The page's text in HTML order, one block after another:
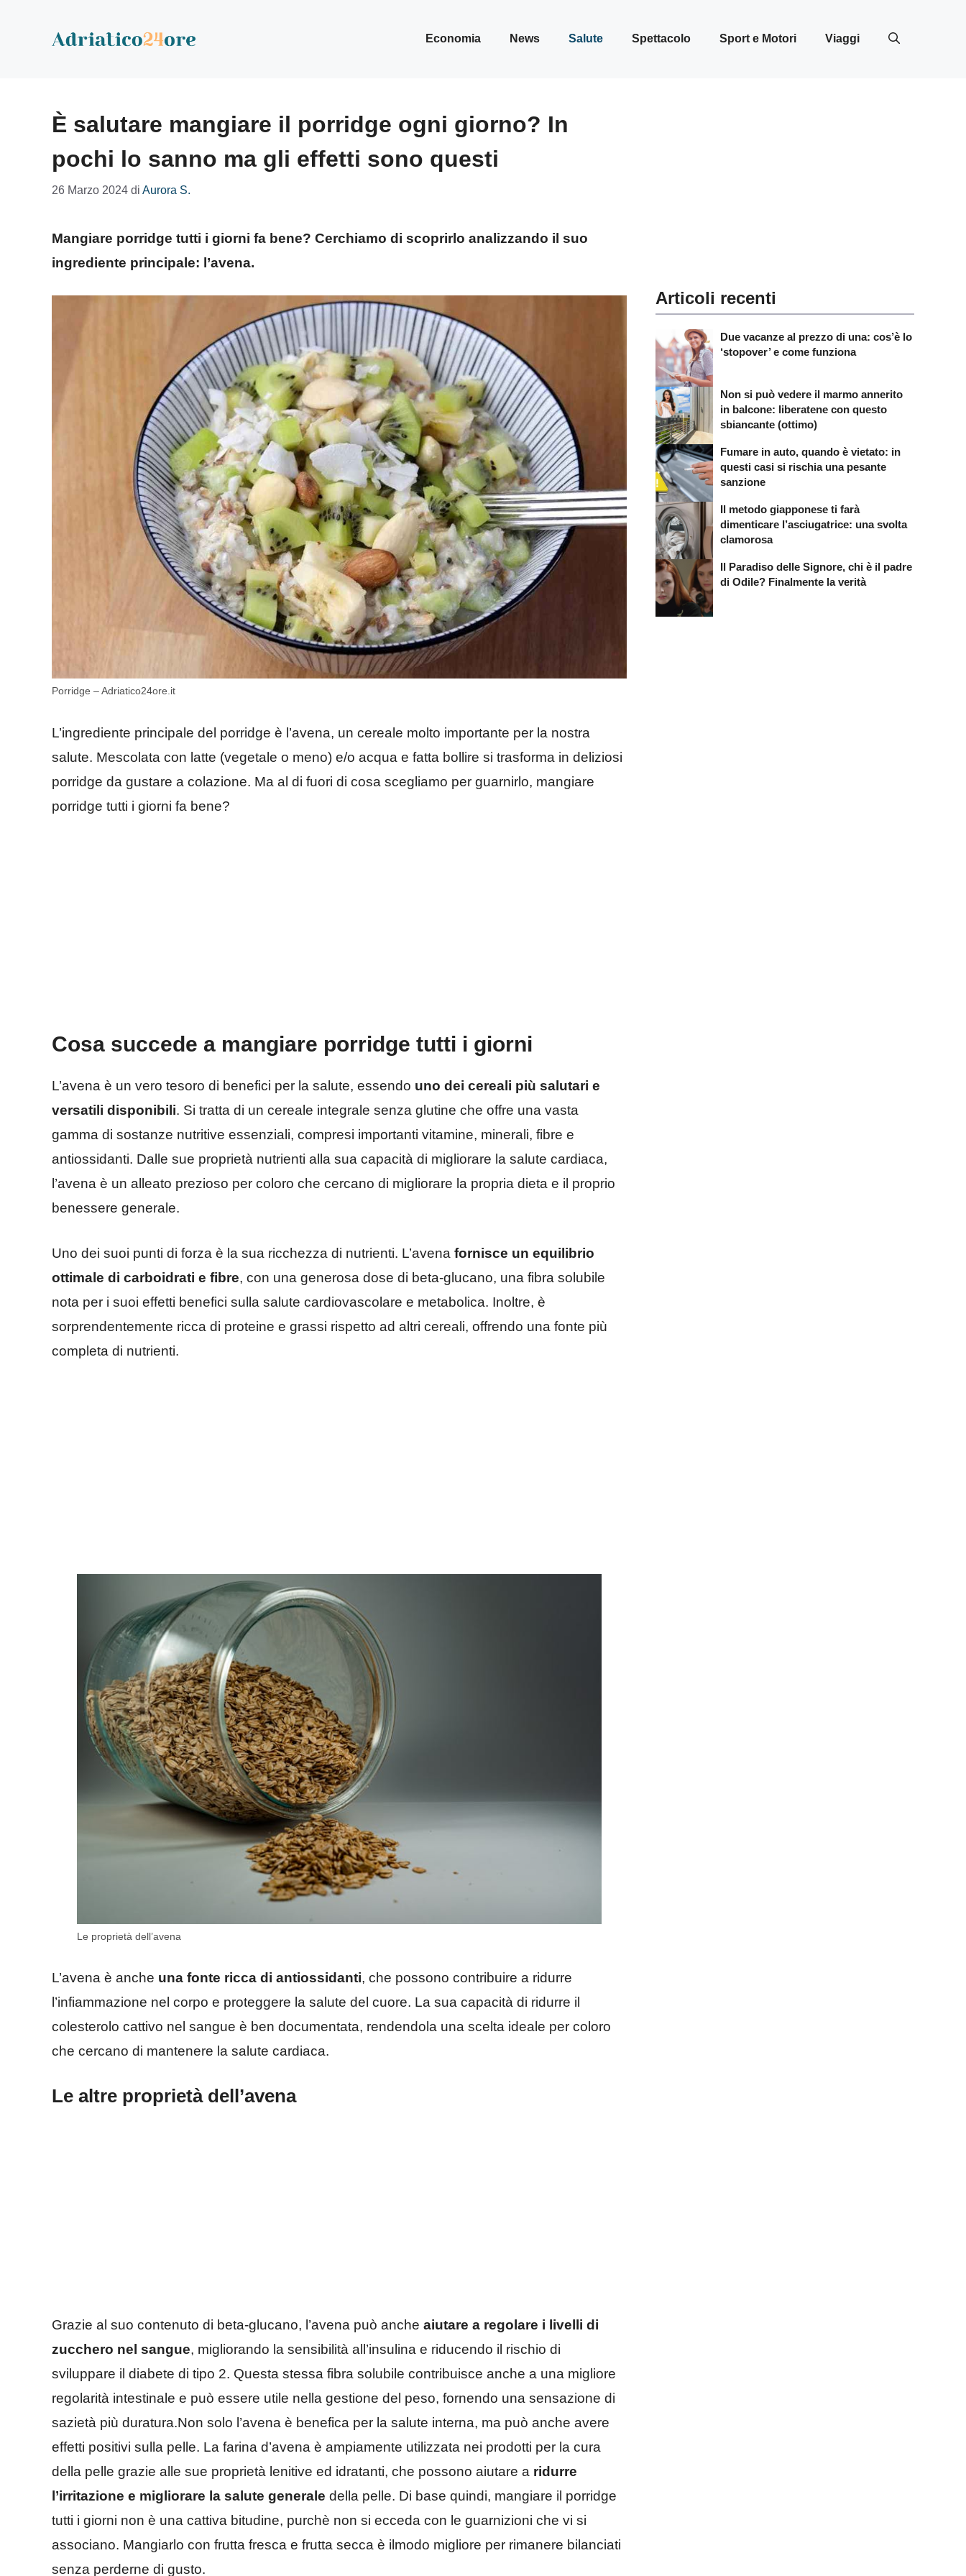
Economia News Salute Spettacolo Sport e Motori Viaggi
È salutare mangiare il porridge ogni giorno? In
pochi lo sanno ma gli effetti sono questi
26 Marzo 2024 di Aurora S.
Mangiare porridge tutti i giorni fa bene? Cerchiamo di scoprirlo analizzando il suo
ingrediente principale: l’avena.
Porridge – Adriatico24ore.it
L’ingrediente principale del porridge è l’avena, un cereale molto importante per la nostra
salute. Mescolata con latte (vegetale o meno) e/o acqua e fatta bollire si trasforma in deliziosi
porridge da gustare a colazione. Ma al di fuori di cosa scegliamo per guarnirlo, mangiare
porridge tutti i giorni fa bene?
Cosa succede a mangiare porridge tutti i giorni
L’avena è un vero tesoro di benefici per la salute, essendo uno dei cereali più salutari e
versatili disponibili. Si tratta di un cereale integrale senza glutine che offre una vasta
gamma di sostanze nutritive essenziali, compresi importanti vitamine, minerali, fibre e
antiossidanti. Dalle sue proprietà nutrienti alla sua capacità di migliorare la salute cardiaca,
l’avena è un alleato prezioso per coloro che cercano di migliorare la propria dieta e il proprio
benessere generale.
Uno dei suoi punti di forza è la sua ricchezza di nutrienti. L’avena fornisce un equilibrio
ottimale di carboidrati e fibre, con una generosa dose di beta-glucano, una fibra solubile
nota per i suoi effetti benefici sulla salute cardiovascolare e metabolica. Inoltre, è
sorprendentemente ricca di proteine e grassi rispetto ad altri cereali, offrendo una fonte più
completa di nutrienti.
Le proprietà dell’avena
L’avena è anche una fonte ricca di antiossidanti, che possono contribuire a ridurre
l’infiammazione nel corpo e proteggere la salute del cuore. La sua capacità di ridurre il
colesterolo cattivo nel sangue è ben documentata, rendendola una scelta ideale per coloro
che cercano di mantenere la salute cardiaca.
Le altre proprietà dell’avena
Grazie al suo contenuto di beta-glucano, l’avena può anche aiutare a regolare i livelli di
zucchero nel sangue, migliorando la sensibilità all’insulina e riducendo il rischio di
sviluppare il diabete di tipo 2. Questa stessa fibra solubile contribuisce anche a una migliore
regolarità intestinale e può essere utile nella gestione del peso, fornendo una sensazione di
sazietà più duratura.Non solo l’avena è benefica per la salute interna, ma può anche avere
effetti positivi sulla pelle. La farina d’avena è ampiamente utilizzata nei prodotti per la cura
della pelle grazie alle sue proprietà lenitive ed idratanti, che possono aiutare a ridurre
l’irritazione e migliorare la salute generale della pelle. Di base quindi, mangiare il porridge
tutti i giorni non è una cattiva bitudine, purchè non si ecceda con le guarnizioni che vi si
associano. Mangiarlo con frutta fresca e frutta secca è ilmodo migliore per rimanere bilanciati
senza perderne di gusto.
Articoli recenti
Due vacanze al prezzo di una: cos’è lo
‘stopover’ e come funziona
Non si può vedere il marmo annerito
in balcone: liberatene con questo
sbiancante (ottimo)
Fumare in auto, quando è vietato: in
questi casi si rischia una pesante
sanzione
Il metodo giapponese ti farà
dimenticare l’asciugatrice: una svolta
clamorosa
Il Paradiso delle Signore, chi è il padre
di Odile? Finalmente la verità